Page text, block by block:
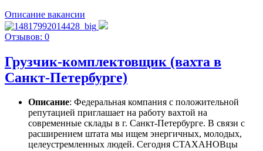
Описание вакансии
Отзывов: 0
Грузчик-комплектовщик (вахта в
Санкт-Петербурге)
Описание: Федеральная компания с положительной
репутацией приглашает на работу вахтой на
современные склады в г. Санкт-Петербурге. В связи с
расширением штата мы ищем энергичных, молодых,
целеустремленных людей. Сегодня СТАХАНОВцы